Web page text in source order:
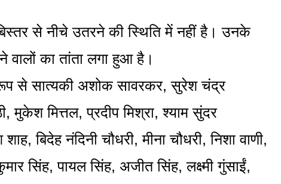
से नीचे उतरने की स्थिति में नहीं है। उनके
वालों का तांता लगा हुआ है।
से सात्यकी अशोक सावरकर, सुरेश चंद्र
मुकेश मित्तल, प्रदीप मिश्रा, श्याम सुंदर
बिदेह नंदिनी चौधरी, मीना चौधरी, निशा वाणी,
सिंह, पायल सिंह, अजीत सिंह, लक्ष्मी गुंसाईं,